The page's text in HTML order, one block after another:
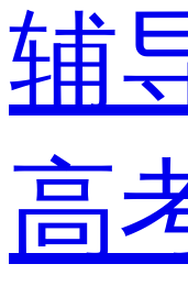
辅
高